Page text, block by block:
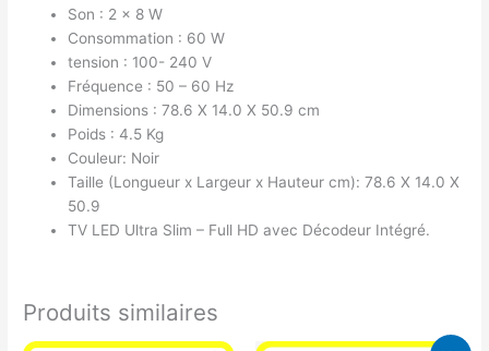
Son : 2 x 8 W
Consommation : 60 W
tension : 100- 240 V
Fréquence : 50 – 60 Hz
Dimensions : 78.6 X 14.0 X 50.9 cm
Poids : 4.5 Kg
Couleur: Noir
Taille (Longueur x Largeur x Hauteur cm): 78.6 X 14.0 X
50.9
TV LED Ultra Slim – Full HD avec Décodeur Intégré.
Produits similaires